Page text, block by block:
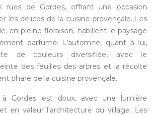
rues de Gordes, offrant une occasion
les délices de la cuisine provençale. Les
en pleine floraison, habillent le paysage
parfumé. L’automne, quant à lui,
de couleurs diversifiée, avec le
des feuilles des arbres et la récolte
phare de la cuisine provençale.
à Gordes est doux, avec une lumière
en valeur l’architecture du village. Les